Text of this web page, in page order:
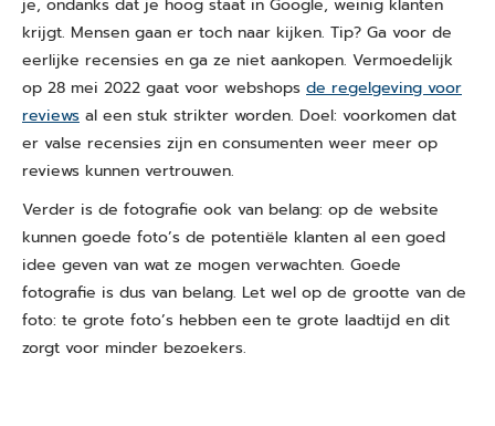
je, ondanks dat je hoog staat in Google, weinig klanten
krijgt. Mensen gaan er toch naar kijken. Tip? Ga voor de
eerlijke recensies en ga ze niet aankopen. Vermoedelijk
op 28 mei 2022 gaat voor webshops de regelgeving voor
reviews al een stuk strikter worden. Doel: voorkomen dat
er valse recensies zijn en consumenten weer meer op
reviews kunnen vertrouwen.
Verder is de fotografie ook van belang: op de website
kunnen goede foto’s de potentiële klanten al een goed
idee geven van wat ze mogen verwachten. Goede
fotografie is dus van belang. Let wel op de grootte van de
foto: te grote foto’s hebben een te grote laadtijd en dit
zorgt voor minder bezoekers.